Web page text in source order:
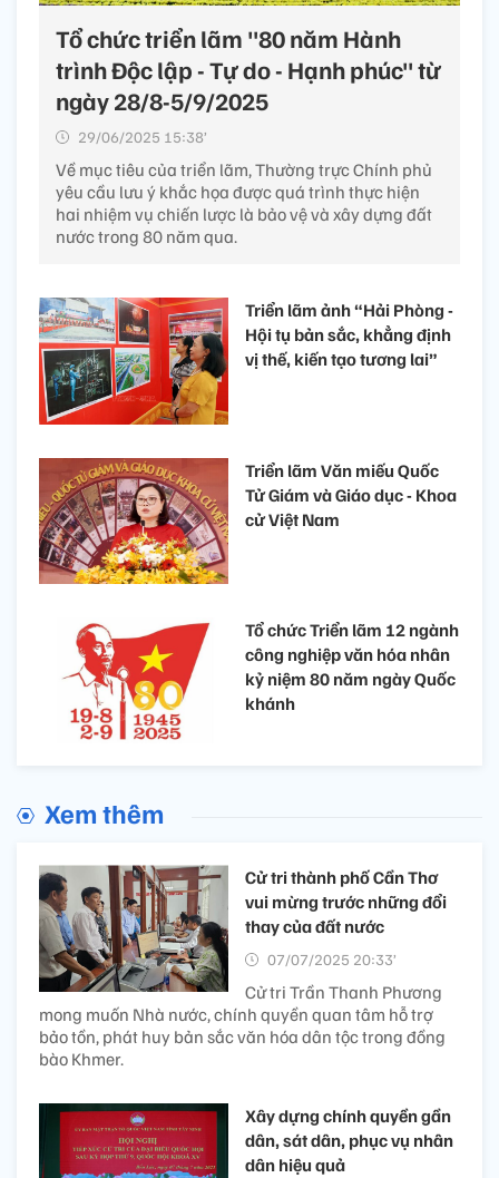
Tổ chức triển lãm "80 năm Hành
trình Độc lập - Tự do - Hạnh phúc" từ
ngày 28/8-5/9/2025
29/06/2025 15:38’
Về mục tiêu của triển lãm, Thường trực Chính phủ
yêu cầu lưu ý khắc họa được quá trình thực hiện
hai nhiệm vụ chiến lược là bảo vệ và xây dựng đất
nước trong 80 năm qua.
Triển lãm ảnh “Hải Phòng -
Hội tụ bản sắc, khẳng định
vị thế, kiến tạo tương lai”
Triển lãm Văn miếu Quốc
Tử Giám và Giáo dục - Khoa
cử Việt Nam
Tổ chức Triển lãm 12 ngành
công nghiệp văn hóa nhân
kỷ niệm 80 năm ngày Quốc
khánh
Xem thêm
Cử tri thành phố Cần Thơ
vui mừng trước những đổi
thay của đất nước
07/07/2025 20:33’
Cử tri Trần Thanh Phương
mong muốn Nhà nước, chính quyền quan tâm hỗ trợ
bảo tồn, phát huy bản sắc văn hóa dân tộc trong đồng
bào Khmer.
Xây dựng chính quyền gần
dân, sát dân, phục vụ nhân
dân hiệu quả